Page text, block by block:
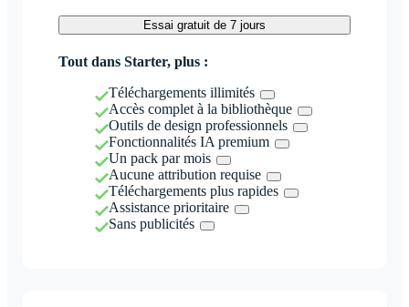
Essai gratuit de 7 jours
Tout dans Starter, plus :
Téléchargements illimités
Accès complet à la bibliothèque
Outils de design professionnels
Fonctionnalités IA premium
Un pack par mois
Aucune attribution requise
Téléchargements plus rapides
Assistance prioritaire
Sans publicités